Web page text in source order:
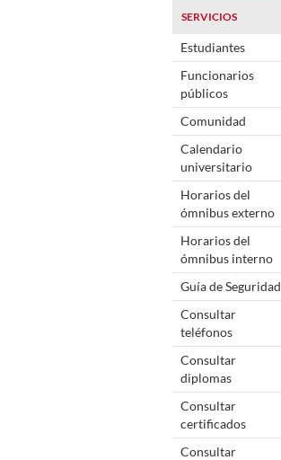
SERVICIOS
Estudiantes
Funcionarios
públicos
Comunidad
Calendario
universitario
Horarios del
ómnibus externo
Horarios del
ómnibus interno
Guía de Seguridad
Consultar
teléfonos
Consultar
diplomas
Consultar
certificados
Consultar